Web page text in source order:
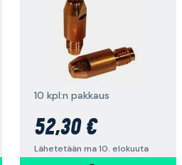
10 kpl:n pakkaus
52,30 €
Lähetetään ma 10. elokuuta